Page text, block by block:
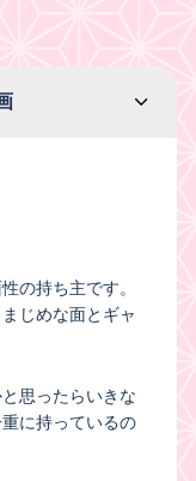
の持ち主です。
じめな面とギャ
思ったらいきな
に持っているの